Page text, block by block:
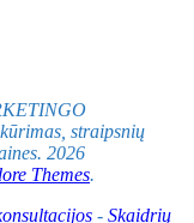
straipsnių
2026
Themes.
- Skaidrių